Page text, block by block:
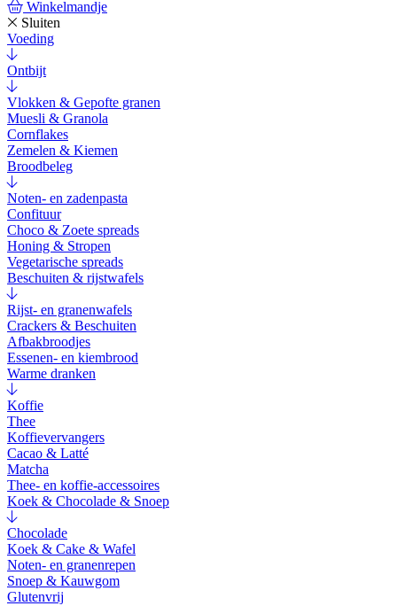
Winkelmandje
Sluiten
Voeding
Ontbijt
Vlokken & Gepofte granen
Muesli & Granola
Cornflakes
Zemelen & Kiemen
Broodbeleg
Noten- en zadenpasta
Confituur
Choco & Zoete spreads
Honing & Stropen
Vegetarische spreads
Beschuiten & rijstwafels
Rijst- en granenwafels
Crackers & Beschuiten
Afbakbroodjes
Essenen- en kiembrood
Warme dranken
Koffie
Thee
Koffievervangers
Cacao & Latté
Matcha
Thee- en koffie-accessoires
Koek & Chocolade & Snoep
Chocolade
Koek & Cake & Wafel
Noten- en granenrepen
Snoep & Kauwgom
Glutenvrij